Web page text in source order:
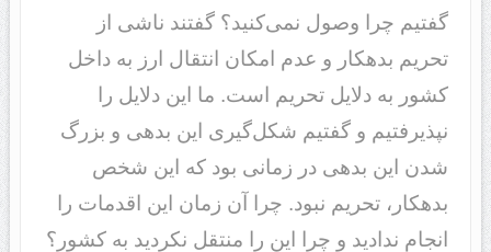
گفتیم چرا وصول نمی‌کنید؟ گفتند ناشی از
تحریم بدهکار و عدم امکان انتقال ارز به داخل
کشور به دلایل تحریم است. ما این دلایل را
نپذیرفتیم و گفتیم شکل‌گیری این بدهی و بزرگ
شدن این بدهی در زمانی بود که این شخص
بدهکار، تحریم نبود. چرا آن زمان این اقدمات را
انجام ندادید و چرا این را منتقل نکردید به کشور؟